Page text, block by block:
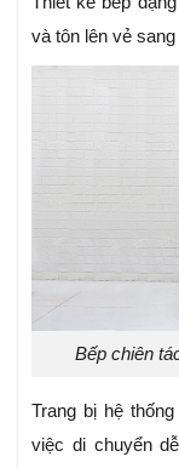
và tôn lên vẻ
Bếp chiên
Trang bị hệ
việc di chuyển